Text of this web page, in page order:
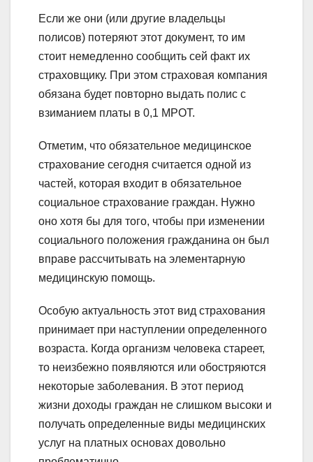
Если же они (или другие владельцы
полисов) потеряют этот документ, то им
стоит немедленно сообщить сей факт их
страховщику. При этом страховая компания
обязана будет повторно выдать полис с
взиманием платы в 0,1 МРОТ.
Отметим, что обязательное медицинское
страхование сегодня считается одной из
частей, которая входит в обязательное
социальное страхование граждан. Нужно
оно хотя бы для того, чтобы при изменении
социального положения гражданина он был
вправе рассчитывать на элементарную
медицинскую помощь.
Особую актуальность этот вид страхования
принимает при наступлении определенного
возраста. Когда организм человека стареет,
то неизбежно появляются или обостряются
некоторые заболевания. В этот период
жизни доходы граждан не слишком высоки и
получать определенные виды медицинских
услуг на платных основах довольно